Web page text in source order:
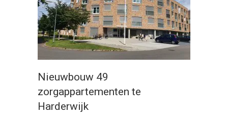
Nieuwbouw 49
zorgappartementen te
Harderwijk